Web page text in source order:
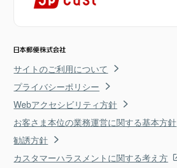
サイトのご利用について
プライバシーポリシー
Webアクセシビリティ方針
お客さま本位の業務運営に関する基本方針
勧誘方針
カスタマーハラスメントに関する考え方